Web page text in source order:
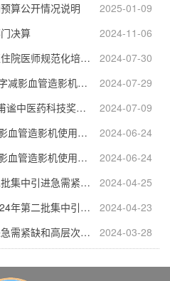
2025-01-09
算公开情况说明
2024-11-06
决算
2024-07-30
天水市中医医院2024年中医住院医师规范化培训 招录公示
2024-07-29
关于天水市中医医院新增数字减影血管造影机使用项目竣工环境保护验收监测报告的公示
2024-07-09
关于对 2024 年度甘肃省皇甫谧中医药科技奖获奖项目进行公示的通知
2024-06-24
天水市中医医院新增数字减影血管造影机使用项目环境保护设施竣工公示
2024-06-24
天水市中医医院新增数字减影血管造影机使用项目环境保护设施调试起止日期公示
2024-04-25
天水市中医医院2024年第二批集中引进急需紧缺和高层次人才总成绩公告（卫生专业技术岗）
2024-04-23
天水市中医医院关于公布2024年第二批集中引进急需紧缺和高层次人才面试成绩的公告（综合管理岗）
2024-03-28
天水市中医医院2024年引进急需紧缺和高层次人才（全省卫生健康人才招聘会）面试成绩公示